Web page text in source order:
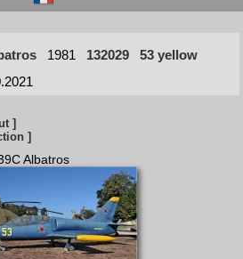
1981 132029
53 yellow
]
]
Albatros